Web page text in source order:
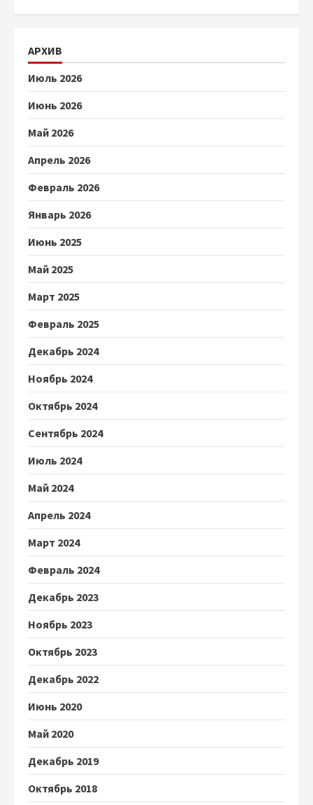
АРХИВ
Июль 2026
Июнь 2026
Май 2026
Апрель 2026
Февраль 2026
Январь 2026
Июнь 2025
Май 2025
Март 2025
Февраль 2025
Декабрь 2024
Ноябрь 2024
Октябрь 2024
Сентябрь 2024
Июль 2024
Май 2024
Апрель 2024
Март 2024
Февраль 2024
Декабрь 2023
Ноябрь 2023
Октябрь 2023
Декабрь 2022
Июнь 2020
Май 2020
Декабрь 2019
Октябрь 2018